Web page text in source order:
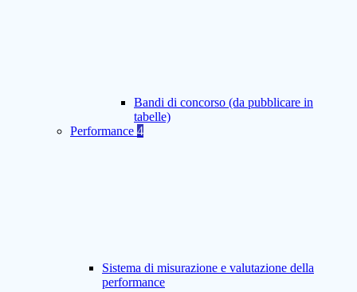
Bandi di concorso (da pubblicare in
tabelle)
Performance 4
Sistema di misurazione e valutazione della
performance